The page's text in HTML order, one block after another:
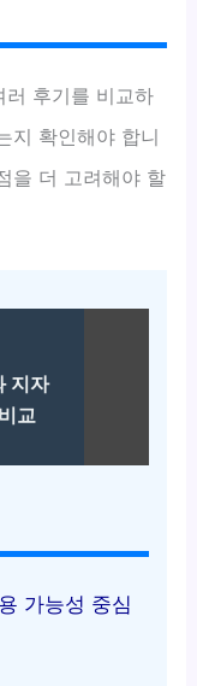
러 후기를 비교하
지 확인해야 합니
을 더 고려해야 할
지자
교
가능성 중심